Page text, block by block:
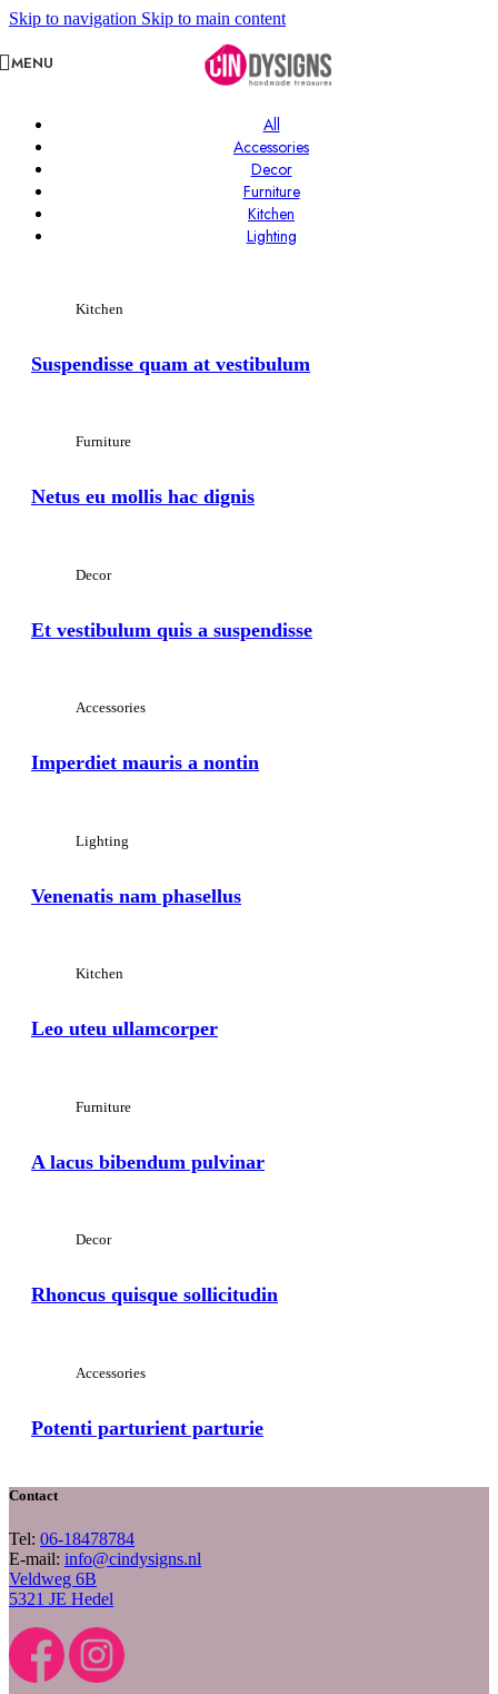
Skip to navigation Skip to main content
MENU
All
Accessories
Decor
Furniture
Kitchen
Lighting
Kitchen
Suspendisse quam at vestibulum
Furniture
Netus eu mollis hac dignis
Decor
Et vestibulum quis a suspendisse
Accessories
Imperdiet mauris a nontin
Lighting
Venenatis nam phasellus
Kitchen
Leo uteu ullamcorper
Furniture
A lacus bibendum pulvinar
Decor
Rhoncus quisque sollicitudin
Accessories
Potenti parturient parturie
Contact
Tel: 06-18478784
E-mail: info@cindysigns.nl
Veldweg 6B
5321 JE Hedel